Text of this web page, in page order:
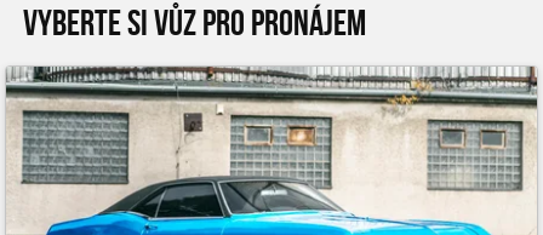
VYBERTE SI VŮZ PRO PRONÁJEM